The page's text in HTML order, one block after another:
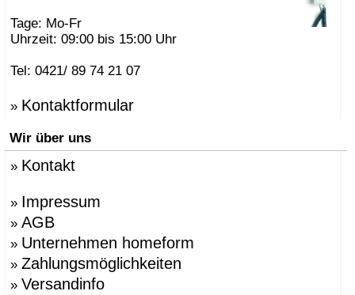
Tage: Mo-Fr
Uhrzeit: 09:00 bis 15:00 Uhr
Tel: 0421/ 89 74 21 07
» Kontaktformular
Wir über uns
» Kontakt
» Impressum
» AGB
» Unternehmen homeform
» Zahlungsmöglichkeiten
» Versandinfo